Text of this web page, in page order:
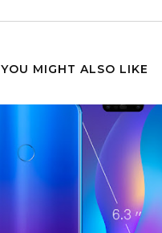
YOU MIGHT ALSO LIKE